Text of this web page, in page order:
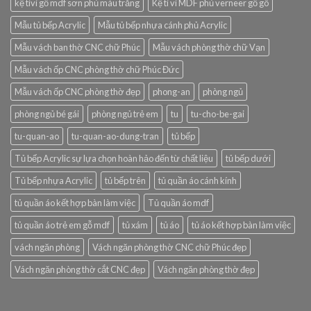
kệ tivi gỗ mdf sơn phủ màu trắng
Kệ ti vi MDF phủ verneer gỗ gõ
Mẫu tủ bếp Acrylic
Mẫu tủ bếp nhựa cánh phủ Acrylic
Mẫu vách ban thờ CNC chữ Phúc
Mẫu vách phòng thờ chữ Vạn
Mẫu vách ốp CNC phòng thờ chữ Phúc Đức
Mẫu vách ốp CNC phòng thờ đẹp
phong-an
phòng ngủ
phòng ngủ bé gái
phòng ngủ trẻ em tu
tu-cho-be-gai
tu-quan-ao
tu-quan-ao-dung-tran
tủ bếp
Tủ bếp Acrylic sự lựa chọn hoàn hảo đến từ chất liệu
tủ bếp dưới
Tủ bếp nhựa Acrylic
tủ bếp trên
tủ quần áo cánh kính
tủ quần áo kết hợp bàn làm việc
Tủ quần áo mdf
tủ quần áo trẻ em gỗ mdf
tủ xám tủ áo
tủ áo kết hợp bàn làm việc
vách ngăn phòng
Vách ngăn phòng thờ CNC chữ Phúc đẹp
Vách ngăn phòng thờ cắt CNC đẹp
Vách ngăn phòng thờ đẹp